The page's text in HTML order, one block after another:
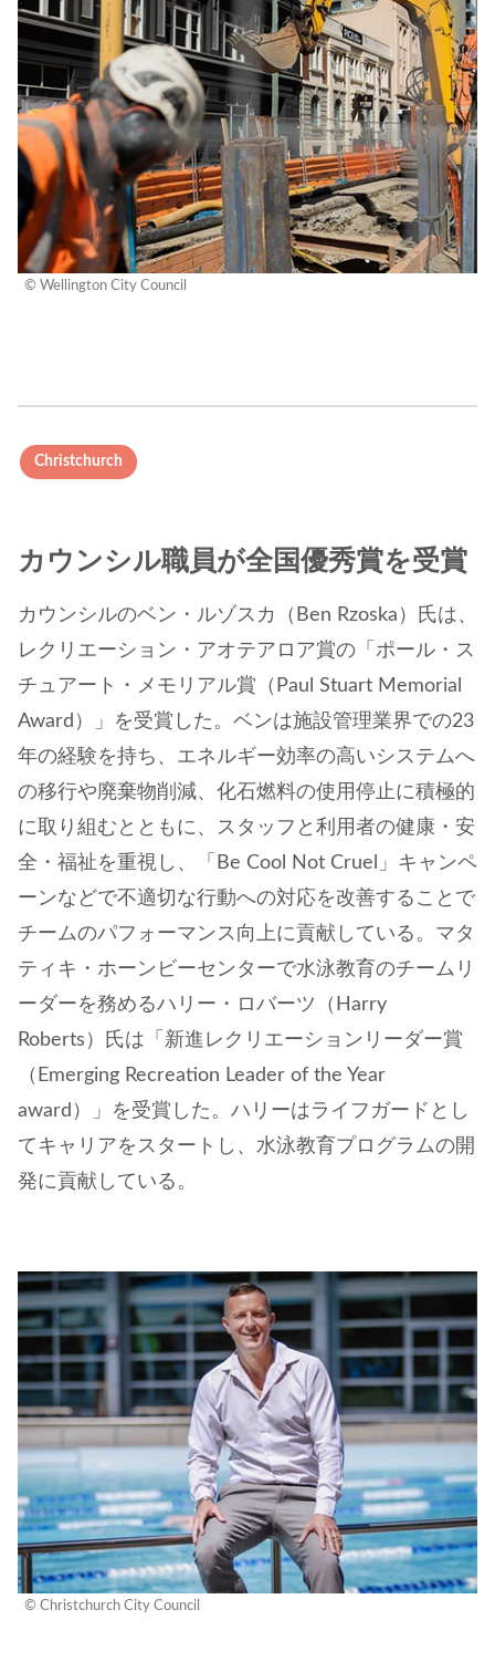
© Wellington City Council
Christchurch
カウンシル職員が全国優秀賞を受賞
カウンシルのベン・ルゾスカ（Ben Rzoska）氏は、
レクリエーション・アオテアロア賞の「ポール・ス
チュアート・メモリアル賞（Paul Stuart Memorial
Award）」を受賞した。ベンは施設管理業界での23
年の経験を持ち、エネルギー効率の高いシステムへ
の移行や廃棄物削減、化石燃料の使用停止に積極的
に取り組むとともに、スタッフと利用者の健康・安
全・福祉を重視し、「Be Cool Not Cruel」キャンペ
ーンなどで不適切な行動への対応を改善することで
チームのパフォーマンス向上に貢献している。マタ
ティキ・ホーンビーセンターで水泳教育のチームリ
ーダーを務めるハリー・ロバーツ（Harry
Roberts）氏は「新進レクリエーションリーダー賞
（Emerging Recreation Leader of the Year
award）」を受賞した。ハリーはライフガードとし
てキャリアをスタートし、水泳教育プログラムの開
発に貢献している。
© Christchurch City Council